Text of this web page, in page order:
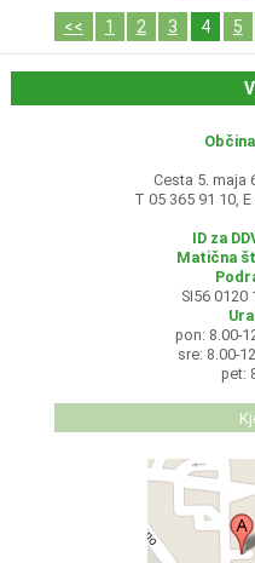
<< 1 2 3 4 5
Cesta 5. maja
T 05 365 91 10, E
ID za
Matična
SI56 0120
pon: 8.00-
sre: 8.00-
pet: